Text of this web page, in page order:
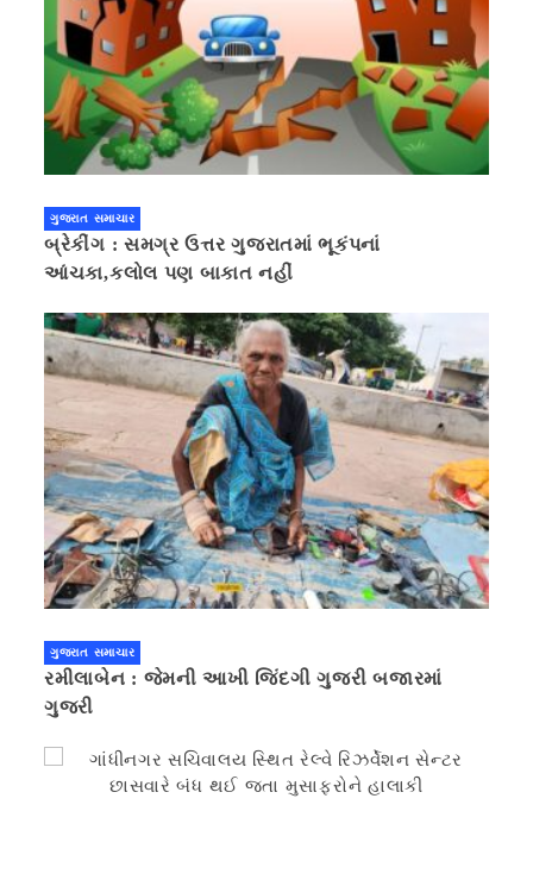
ગુજરાત સમાચાર
બ્રેકીંગ : સમગ્ર ઉત્તર ગુજરાતમાં ભૂકંપનાં
આંચકા,કલોલ પણ બાકાત નહીં
ગુજરાત સમાચાર
રમીલાબેન : જેમની આખી જિંદગી ગુજરી બજારમાં
ગુજરી